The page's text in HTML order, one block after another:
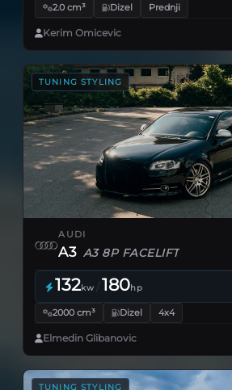
2.0 cm³ Dizel Prednji
Kerim Omicevic
TUNING STYLING
AUDI
A3 A3 8P FACELIFT
132kw /180hp
2000 cm³ Dizel 4x4
Elmedin Glibanovic
TUNING STYLING